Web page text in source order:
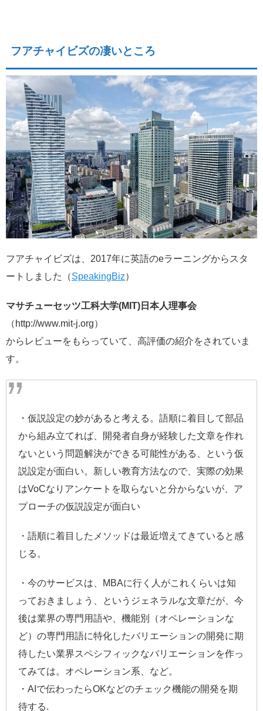
フアチャイビズの凄いところ
フアチャイビズは、2017年に英語のeラーニングからスタ
ートしました（SpeakingBiz）
マサチューセッツ工科大学(MIT)日本人理事会
（http://www.mit-j.org）
からレビューをもらっていて、高評価の紹介をされていま
す。
・仮説設定の妙があると考える。語順に着目して部品
から組み立てれば、開発者自身が経験した文章を作れ
ないという問題解決ができる可能性がある、という仮
説設定が面白い。新しい教育方法なので、実際の効果
はVoCなりアンケートを取らないと分からないが、ア
プローチの仮説設定が面白い
・語順に着目したメソッドは最近増えてきていると感
じる。
・今のサービスは、MBAに行く人がこれくらいは知
っておきましょう、というジェネラルな文章だが、今
後は業界の専門用語や、機能別（オペレーションな
ど）の専門用語に特化したバリエーションの開発に期
待したい業界スペシフィックなバリエーションを作っ
てみては。オペレーション系、など。
・AIで伝わったらOKなどのチェック機能の開発を期
待する.